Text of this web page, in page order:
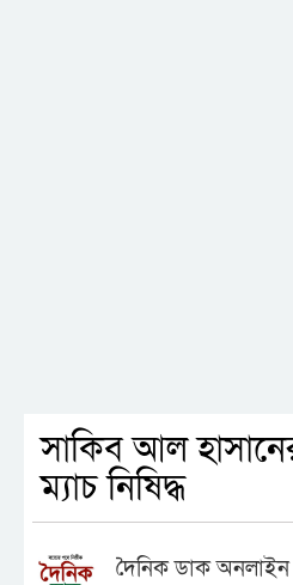
সাকিব আল
ম্যাচ নিষিদ্ধ
দৈনিক ডাক অনলাইন